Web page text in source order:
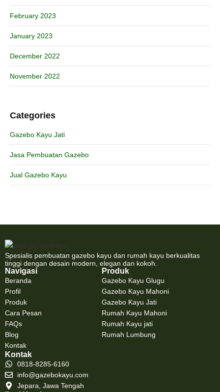
February 2023
January 2023
December 2022
November 2022
Categories
Gazebo Kayu Jati
Jasa Pembuatan Gazebo
Jual Gazebo Kayu
Spesialis pembuatan gazebo kayu dan rumah kayu berkualitas
tinggi dengan desain modern, elegan dan kokoh.
Navigasi
Beranda
Profil
Produk
Cara Pesan
FAQs
Blog
Kontak
Produk
Gazebo Kayu Glugu
Gazebo Kayu Mahoni
Gazebo Kayu Jati
Rumah Kayu Mahoni
Rumah Kayu jati
Rumah Lumbung
Kontak
0818-8285-6160
info@gazebokayu.com
Jepara, Jawa Tengah